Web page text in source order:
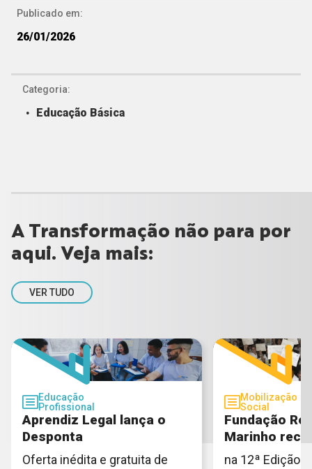
Publicado em:
26/01/2026
Categoria:
Educação Básica
A Transformação não para por
aqui. Veja mais:
VER TUDO
Educação
Profissional
Aprendiz Legal lança o
Desponta
Oferta inédita e gratuita de
Mobilização
Social
Fundação
Marinho
na 12ª Edição